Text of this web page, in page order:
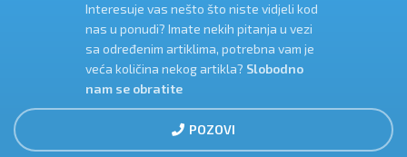
Interesuje vas nešto što niste vidjeli kod
nas u ponudi? Imate nekih pitanja u vezi
sa određenim artiklima, potrebna vam je
veća količina nekog artikla? Slobodno
nam se obratite
POZOVI